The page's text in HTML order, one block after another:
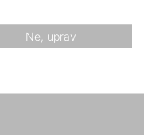
Ne, uprav